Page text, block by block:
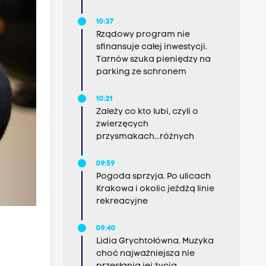
10:37
Rządowy program nie
sfinansuje całej inwestycji.
Tarnów szuka pieniędzy na
parking ze schronem
10:21
Zależy co kto lubi, czyli o
zwierzęcych
przysmakach...różnych
09:59
Pogoda sprzyja. Po ulicach
Krakowa i okolic jeżdżą linie
rekreacyjne
09:40
Lidia Grychtołówna. Muzyka
choć najważniejsza nie